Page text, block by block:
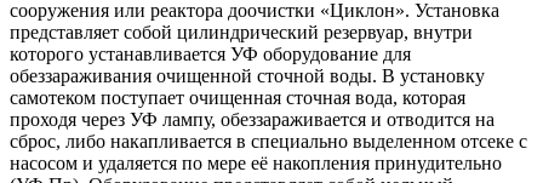
сооружения или реактора доочистки «Циклон». Установка
представляет собой цилиндрический резервуар, внутри
которого устанавливается УФ оборудование для
обеззараживания очищенной сточной воды. В установку
самотеком поступает очищенная сточная вода, которая
проходя через УФ лампу, обеззараживается и отводится на
сброс, либо накапливается в специально выделенном отсеке с
насосом и удаляется по мере её накопления принудительно